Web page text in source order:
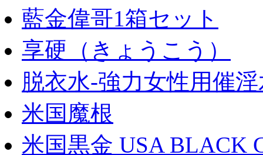
藍金偉哥1箱セット
享硬（きょうこう）
脱衣水-強力女性用催
米国魔根
米国黒金 USA BLACK